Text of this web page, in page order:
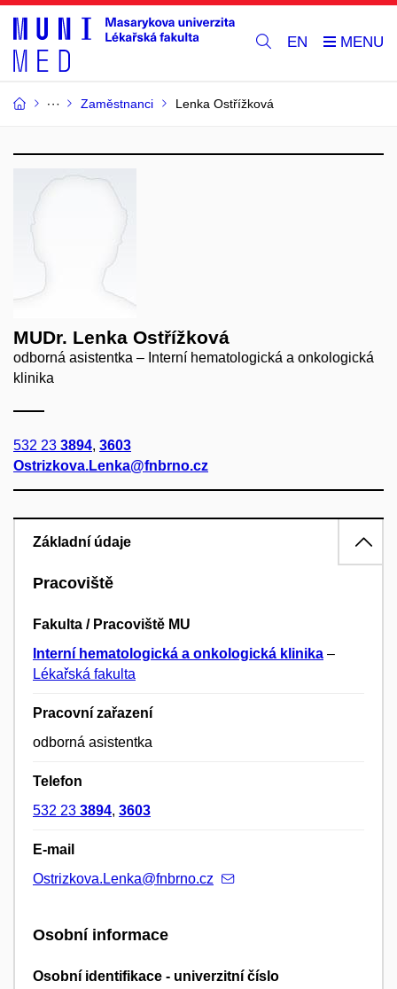
EN
Zaměstnanci Lenka Ostřížková
MUDr. Lenka Ostřížková
odborná asistentka – Interní hematologická a onkologická
klinika
532 23 3894, 3603
Ostrizkova.Lenka@fnbrno.cz
Základní údaje
Pracoviště
Fakulta / Pracoviště MU
Interní hematologická a onkologická klinika –
Lékařská fakulta
Pracovní zařazení
odborná asistentka
Telefon
532 23 3894, 3603
E-mail
Ostrizkova.Lenka@fnbrno.cz
Osobní informace
Osobní identifikace - univerzitní číslo